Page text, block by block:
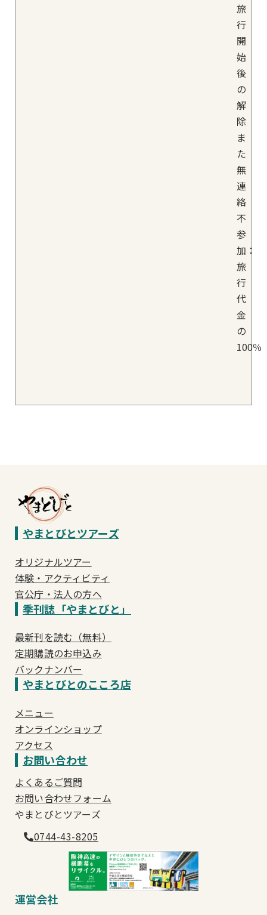
旅
行
開
始
後
の
解
除
ま
た
無
連
絡
不
参
加：
旅
行
代
金
の
100％
やまとびとツアーズ
オリジナルツアー
体験・アクティビティ
官公庁・法人の方へ
季刊誌「やまとびと」
最新刊を読む（無料）
定期購読のお申込み
バックナンバー
やまとびとのこころ店
メニュー
オンラインショップ
アクセス
お問い合わせ
よくあるご質問
お問い合わせフォーム
やまとびとツアーズ
0744-43-8205
運営会社